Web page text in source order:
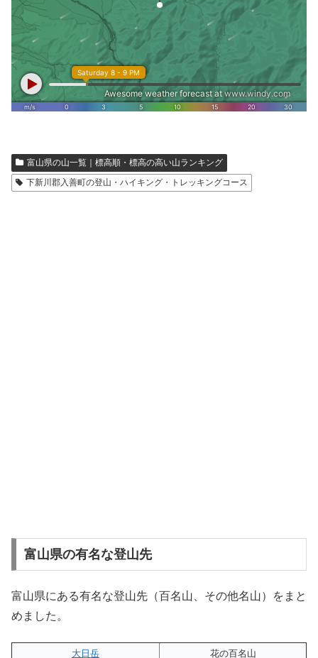
富山県の山一覧｜標高順・標高の高い山ランキング
下新川郡入善町の登山・ハイキング・トレッキングコース
富山県の有名な登山先
富山県にある有名な登山先（百名山、その他名山）をまと
めました。
大日岳
花の百名山